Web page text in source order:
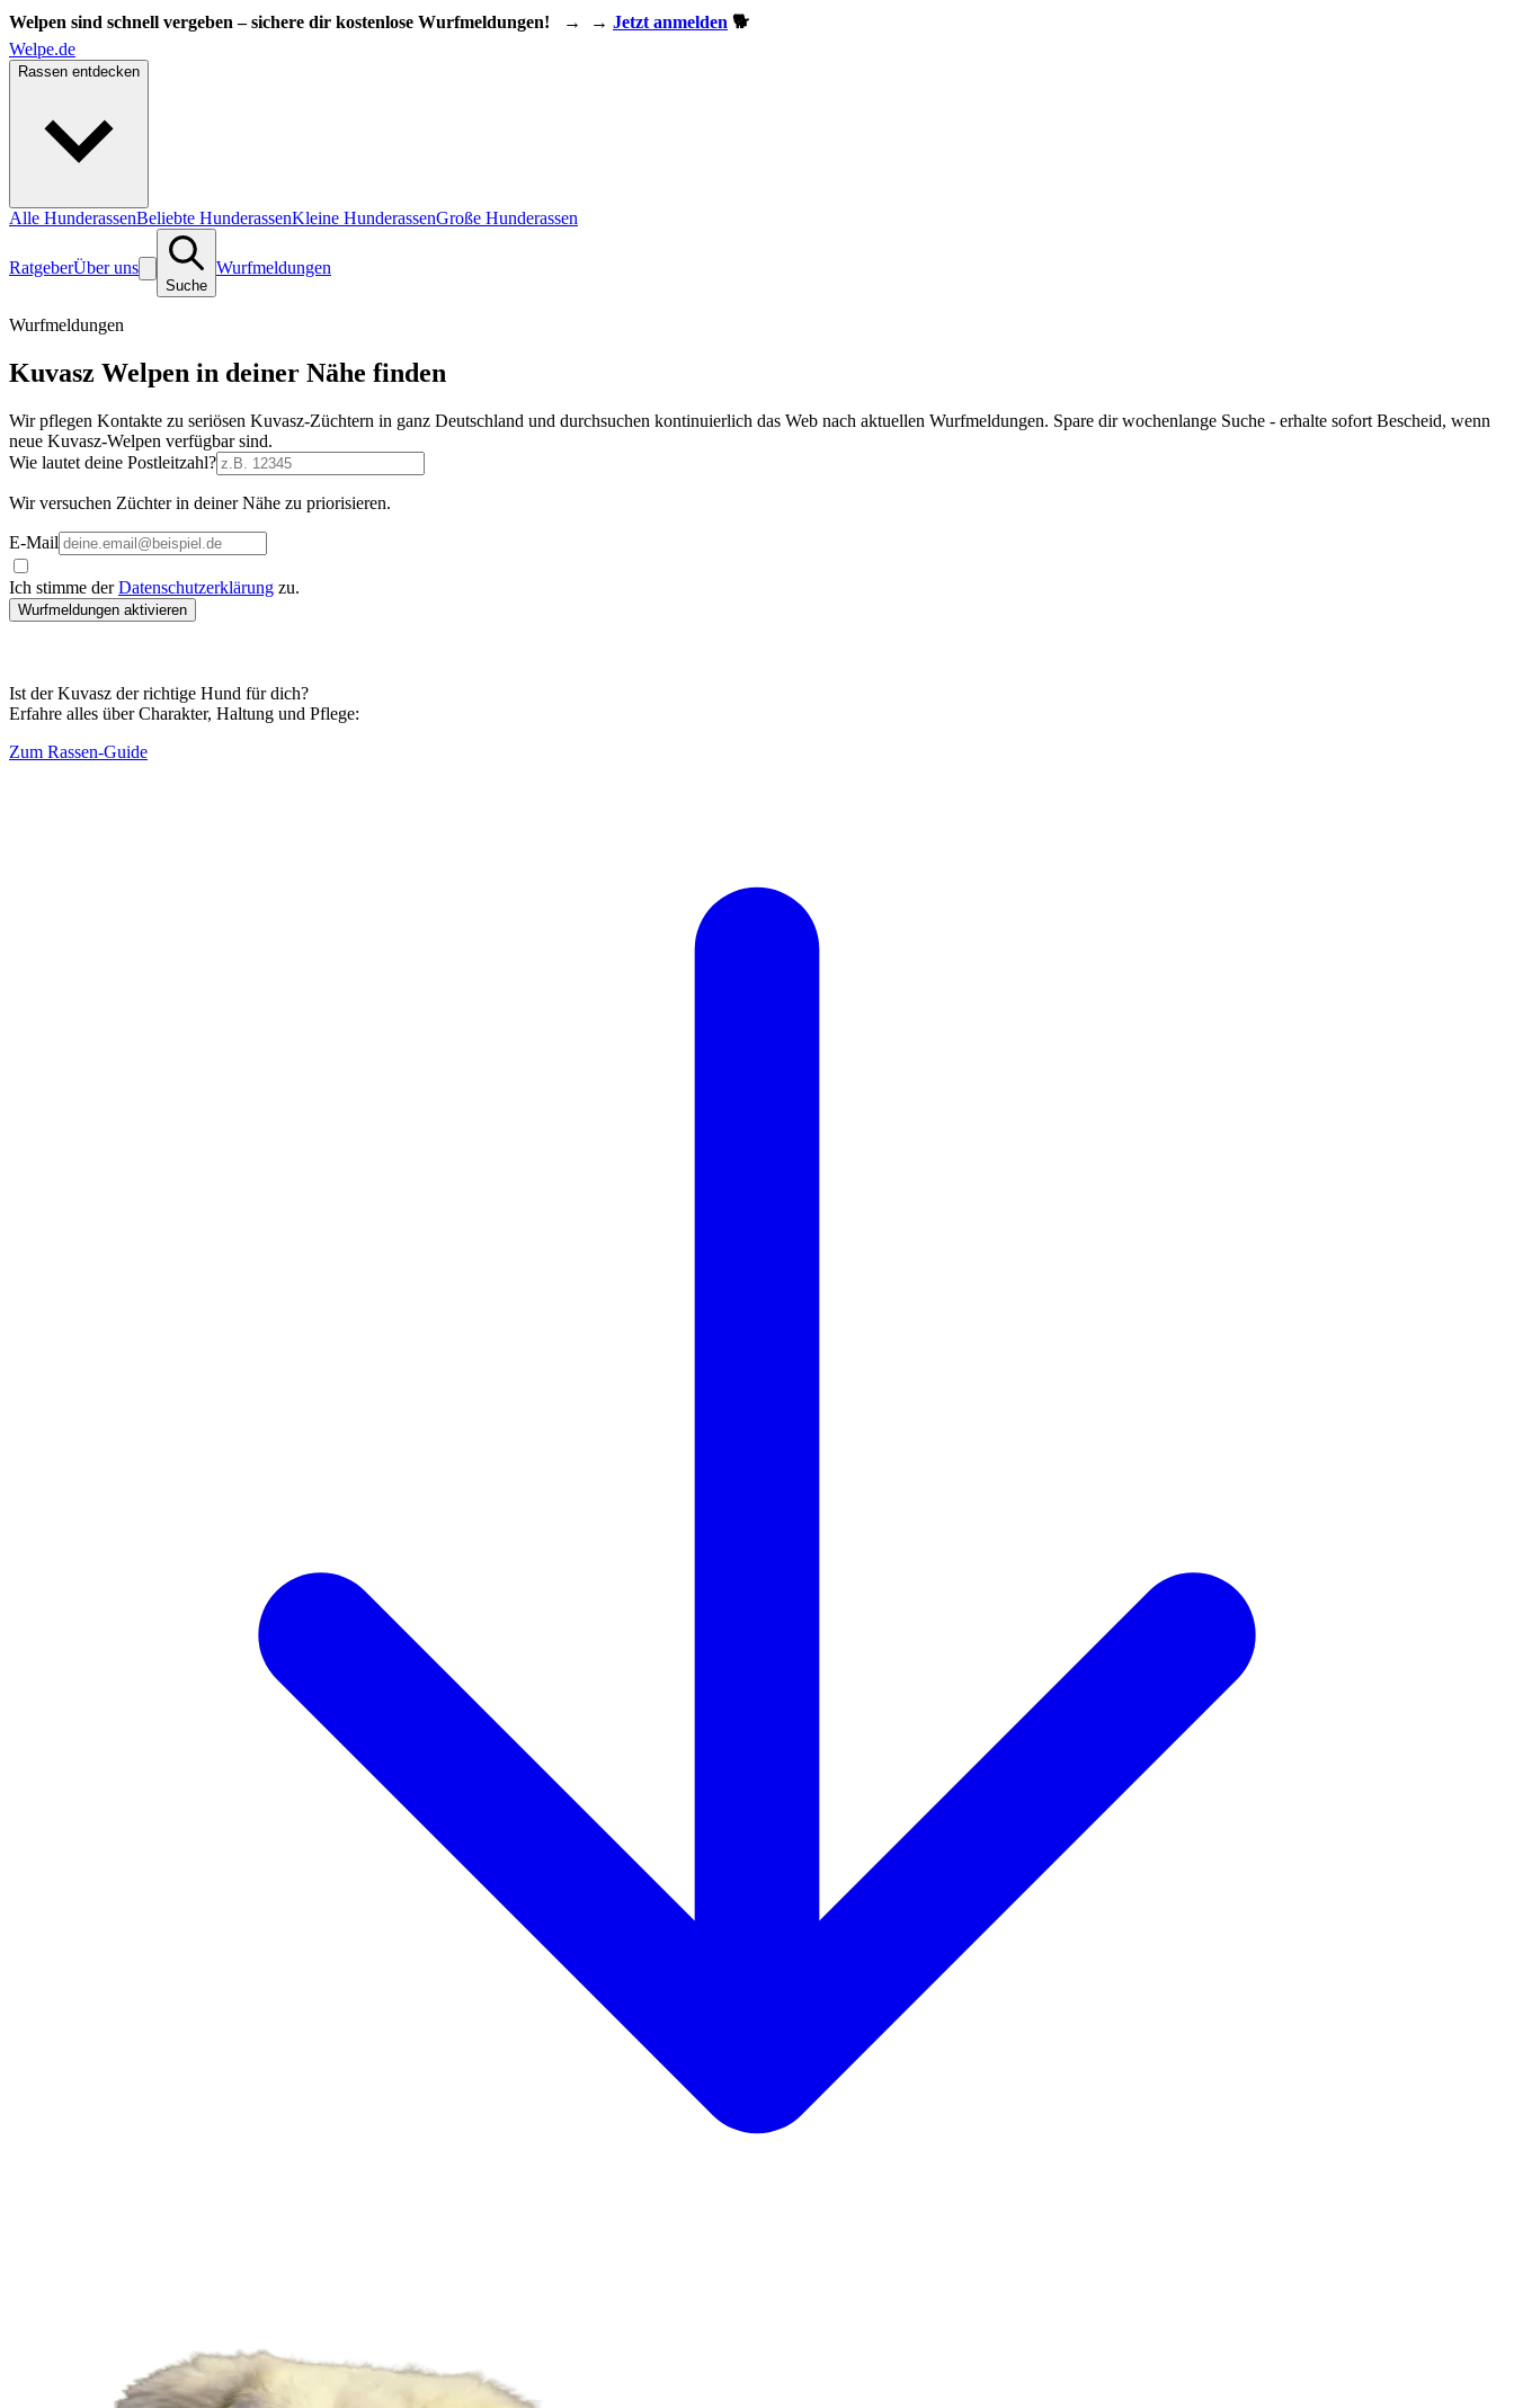
Welpen sind schnell vergeben – sichere dir kostenlose Wurfmeldungen! → → Jetzt anmelden 🐕
Welpe.de
Rassen entdecken
Alle HunderassenBeliebte HunderassenKleine HunderassenGroße Hunderassen
RatgeberÜber uns
Suche
Wurfmeldungen
Wurfmeldungen
Kuvasz Welpen in deiner Nähe finden
Wir pflegen Kontakte zu seriösen Kuvasz-Züchtern in ganz Deutschland und durchsuchen kontinuierlich das Web nach aktuellen Wurfmeldungen. Spare dir wochenlange Suche - erhalte sofort Bescheid, wenn
neue Kuvasz-Welpen verfügbar sind.
Wie lautet deine Postleitzahl?
Wir versuchen Züchter in deiner Nähe zu priorisieren.
E-Mail
Ich stimme derDatenschutzerklärung zu.
Wurfmeldungen aktivieren
Ist der Kuvasz der richtige Hund für dich?
Erfahre alles über Charakter, Haltung und Pflege:
Zum Rassen-Guide